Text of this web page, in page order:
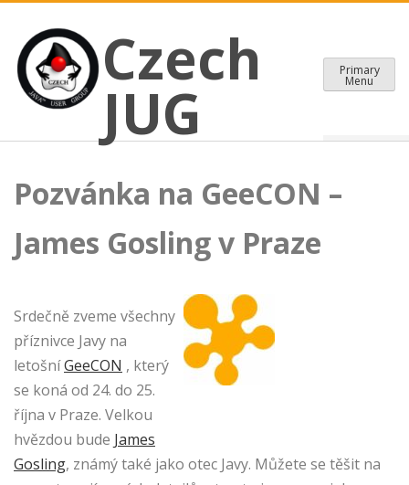
content
Czech JUG
CZECH JAVA USER GROUP
Czech
JUG
Primary
Menu
Pozvánka na GeeCON –
James Gosling v Praze
Srdečně zveme všechny
příznivce Javy na
letošníGeeCON , který
se koná od 24. do 25.
října v Praze. Velkou
hvězdou bude James
Gosling, známý také jako otec Javy. Můžete se těšit na